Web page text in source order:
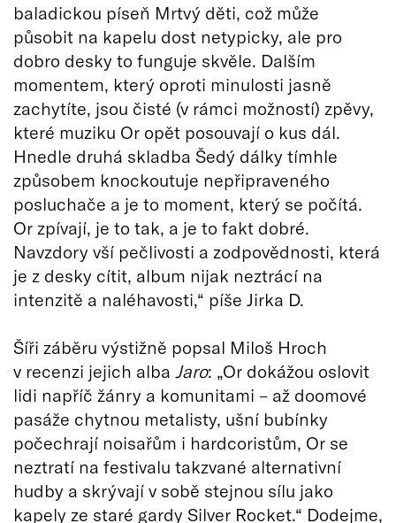
baladickou píseň Mrtvý děti, což může
působit na kapelu dost netypicky, ale pro
dobro desky to funguje skvěle. Dalším
momentem, který oproti minulosti jasně
zachytíte, jsou čisté (v rámci možností) zpěvy,
které muziku Or opět posouvají o kus dál.
Hnedle druhá skladba Šedý dálky tímhle
způsobem knockoutuje nepřipraveného
posluchače a je to moment, který se počítá.
Or zpívají, je to tak, a je to fakt dobré.
Navzdory vší pečlivosti a zodpovědnosti, která
je z desky cítit, album nijak neztrácí na
intenzitě a naléhavosti,“ píše Jirka D.
Šíři záběru výstižně popsal Miloš Hroch
v recenzi jejich alba Jaro: „Or dokážou oslovit
lidi napříč žánry a komunitami – až doomové
pasáže chytnou metalisty, ušní bubínky
počechrají noisařům i hardcoristům, Or se
neztratí na festivalu takzvané alternativní
hudby a skrývají v sobě stejnou sílu jako
kapely ze staré gardy Silver Rocket.“ Dodejme,